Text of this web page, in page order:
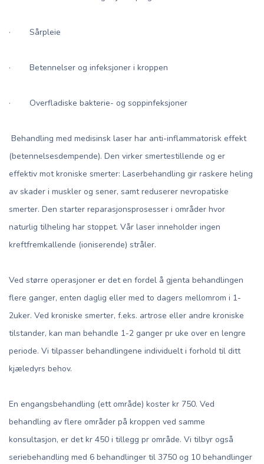
· Sårpleie
· Betennelser og infeksjoner i kroppen
· Overfladiske bakterie- og soppinfeksjoner
Behandling med medisinsk laser har anti-inflammatorisk effekt
(betennelsesdempende). Den virker smertestillende og er
effektiv mot kroniske smerter: Laserbehandling gir raskere heling
av skader i muskler og sener, samt reduserer nevropatiske
smerter. Den starter reparasjonsprosesser i områder hvor
naturlig tilheling har stoppet. Vår laser inneholder ingen
kreftfremkallende (ioniserende) stråler.
Ved større operasjoner er det en fordel å gjenta behandlingen
flere ganger, enten daglig eller med to dagers mellomrom i 1-
2uker. Ved kroniske smerter, f.eks. artrose eller andre kroniske
tilstander, kan man behandle 1-2 ganger pr uke over en lengre
periode. Vi tilpasser behandlingene individuelt i forhold til ditt
kjæledyrs behov.
En engangsbehandling (ett område) koster kr 750. Ved
behandling av flere områder på kroppen ved samme
konsultasjon, er det kr 450 i tillegg pr område. Vi tilbyr også
seriebehandling med 6 behandlinger til 3750 og 10 behandlinger